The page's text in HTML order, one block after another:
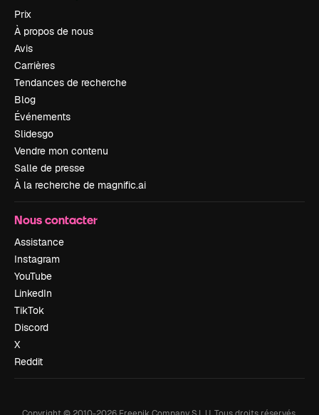
Prix
À propos de nous
Avis
Carrières
Tendances de recherche
Blog
Événements
Slidesgo
Vendre mon contenu
Salle de presse
À la recherche de magnific.ai
Nous contacter
Assistance
Instagram
YouTube
LinkedIn
TikTok
Discord
X
Reddit